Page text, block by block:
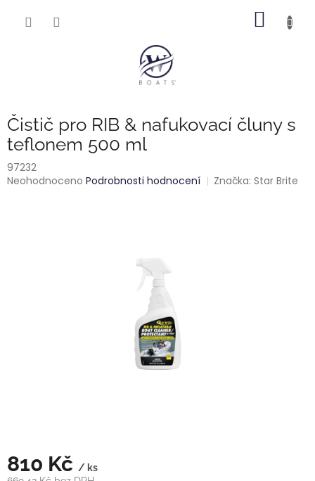
Čistič pro RIB & nafukovací čluny s
teflonem 500 ml
97232
Průměrné
Neohodnoceno Podrobnosti hodnocení Značka:Star Brite
810 Kč / ks